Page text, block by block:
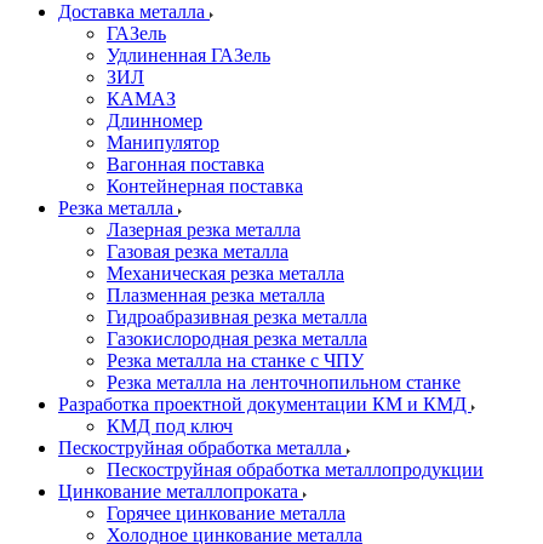
Доставка металла
ГАЗель
Удлиненная ГАЗель
ЗИЛ
КАМАЗ
Длинномер
Манипулятор
Вагонная поставка
Контейнерная поставка
Резка металла
Лазерная резка металла
Газовая резка металла
Механическая резка металла
Плазменная резка металла
Гидроабразивная резка металла
Газокислородная резка металла
Резка металла на станке с ЧПУ
Резка металла на ленточнопильном станке
Разработка проектной документации КМ и КМД
КМД под ключ
Пескоструйная обработка металла
Пескоструйная обработка металлопродукции
Цинкование металлопроката
Горячее цинкование металла
Холодное цинкование металла